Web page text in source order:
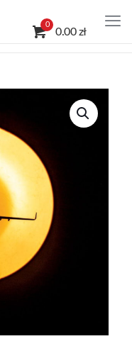
0
0.00 zł